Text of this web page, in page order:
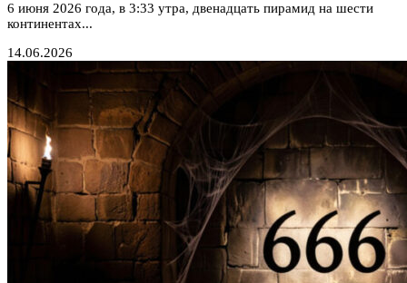
6 июня 2026 года, в 3:33 утра, двенадцать пирамид на шести
континентах...
14.06.2026